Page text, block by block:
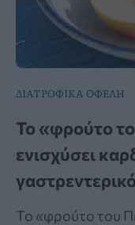
ΔΙΑΤΡΟΦΙΚΑ ΟΦΕΛΗ
Το «φρούτο
ενισχύσει
γαστρεντερικό
Το «φρούτο του